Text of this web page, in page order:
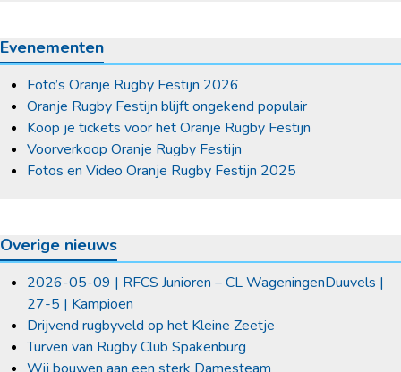
Evenementen
Foto’s Oranje Rugby Festijn 2026
Oranje Rugby Festijn blijft ongekend populair
Koop je tickets voor het Oranje Rugby Festijn
Voorverkoop Oranje Rugby Festijn
Fotos en Video Oranje Rugby Festijn 2025
Overige nieuws
2026-05-09 | RFCS Junioren – CL WageningenDuuvels |
27-5 | Kampioen
Drijvend rugbyveld op het Kleine Zeetje
Turven van Rugby Club Spakenburg